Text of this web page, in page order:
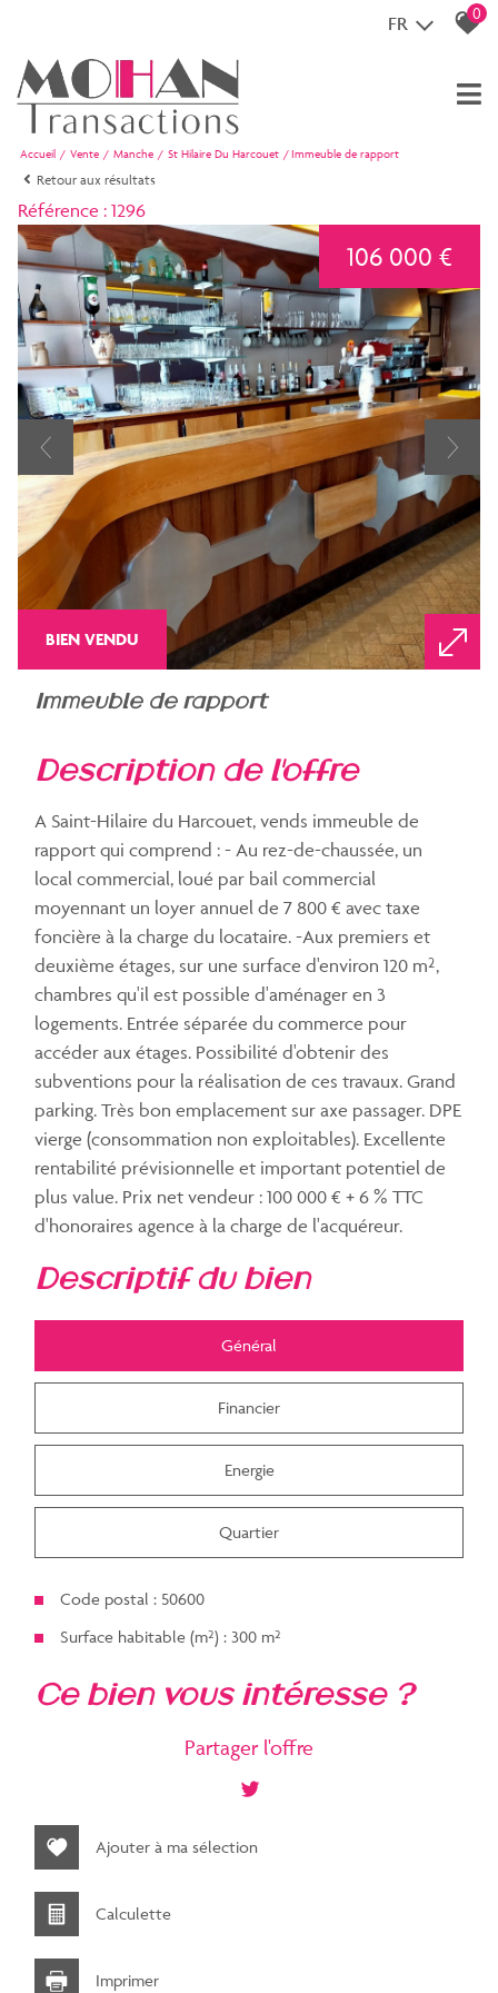
FR 0
Accueil Vente Manche St Hilaire Du Harcouet Immeuble de rapport
Retour aux résultats
Référence : 1296
BIEN VENDU
106 000 €
immeuble de rapport
description de l'offre
A Saint-Hilaire du Harcouet, vends immeuble de
rapport qui comprend : - Au rez-de-chaussée, un
local commercial, loué par bail commercial
moyennant un loyer annuel de 7 800 € avec taxe
foncière à la charge du locataire. -Aux premiers et
deuxième étages, sur une surface d'environ 120 m²,
chambres qu'il est possible d'aménager en 3
logements. Entrée séparée du commerce pour
accéder aux étages. Possibilité d'obtenir des
subventions pour la réalisation de ces travaux. Grand
parking. Très bon emplacement sur axe passager. DPE
vierge (consommation non exploitables). Excellente
rentabilité prévisionnelle et important potentiel de
plus value. Prix net vendeur : 100 000 € + 6 % TTC
d'honoraires agence à la charge de l'acquéreur.
descriptif du bien
Général
Financier
Energie
Quartier
Code postal : 50600
Surface habitable (m²) : 300 m²
la ville de saint-hilaire-du-
harcouët (50600)
−
ce bien vous intéresse ?
Partager l'offre
Ajouter à ma sélection
Calculette
Imprimer